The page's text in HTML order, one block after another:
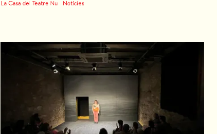
La Casa del Teatre Nu Notícies